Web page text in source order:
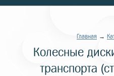
Главная →
Колесные
транспорта